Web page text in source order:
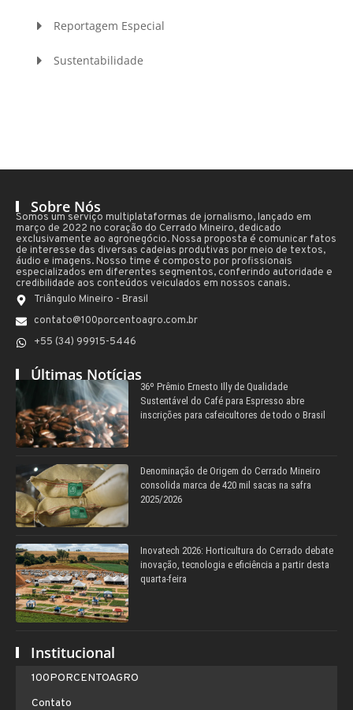
Reportagem Especial
Sustentabilidade
Sobre Nós
Somos um serviço multiplataformas de jornalismo, lançado em
março de 2022 no coração do Cerrado Mineiro, dedicado
exclusivamente ao agronegócio. Nossa proposta é comunicar fatos
de interesse das diversas cadeias produtivas por meio de textos,
áudio e imagens. Nosso time é composto por profissionais
especializados em diferentes segmentos, conferindo autoridade e
credibilidade aos conteúdos veiculados em nossos canais.
Triângulo Mineiro - Brasil
contato@100porcentoagro.com.br
+55 (34) 99915-5446
Últimas Notícias
36º Prêmio Ernesto Illy de Qualidade
Sustentável do Café para Espresso abre
inscrições para cafeicultores de todo o Brasil
Denominação de Origem do Cerrado Mineiro
consolida marca de 420 mil sacas na safra
2025/2026
Inovatech 2026: Horticultura do Cerrado debate
inovação, tecnologia e eficiência a partir desta
quarta-feira
Institucional
100PORCENTOAGRO
Contato